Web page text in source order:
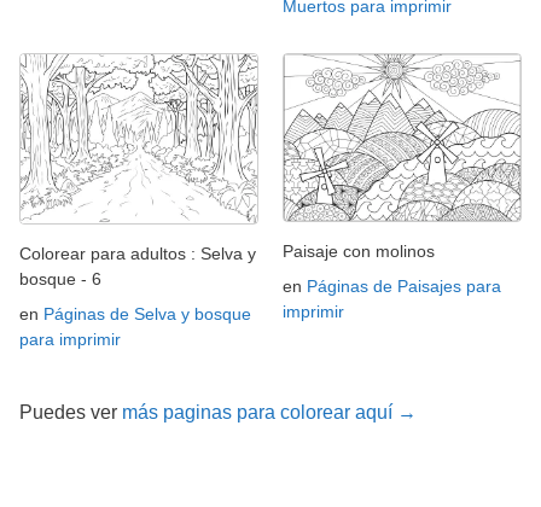
Muertos para imprimir
Colorear para adultos : Selva y
bosque - 6
en Páginas de Selva y bosque
para imprimir
Paisaje con molinos
en Páginas de Paisajes para
imprimir
Puedes ver más paginas para colorear aquí →